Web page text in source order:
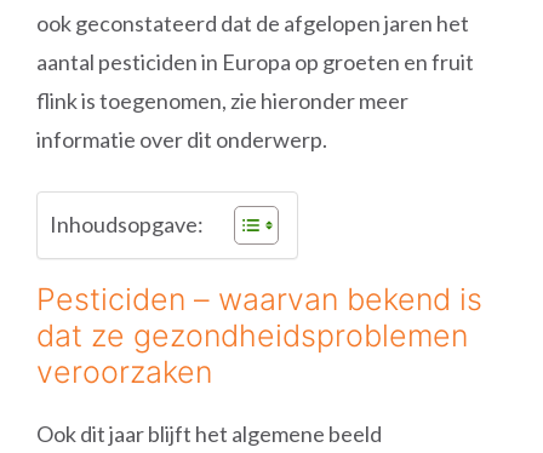
ook geconstateerd dat de afgelopen jaren het
aantal pesticiden in Europa op groeten en fruit
flink is toegenomen, zie hieronder meer
informatie over dit onderwerp.
Inhoudsopgave:
Pesticiden – waarvan bekend is
dat ze gezondheidsproblemen
veroorzaken
Ook dit jaar blijft het algemene beeld